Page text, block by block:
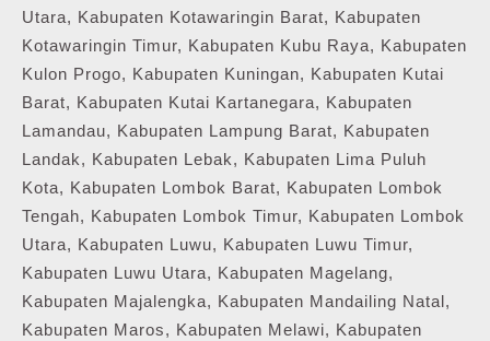
Utara, Kabupaten Kotawaringin Barat, Kabupaten
Kotawaringin Timur, Kabupaten Kubu Raya, Kabupaten
Kulon Progo, Kabupaten Kuningan, Kabupaten Kutai
Barat, Kabupaten Kutai Kartanegara, Kabupaten
Lamandau, Kabupaten Lampung Barat, Kabupaten
Landak, Kabupaten Lebak, Kabupaten Lima Puluh
Kota, Kabupaten Lombok Barat, Kabupaten Lombok
Tengah, Kabupaten Lombok Timur, Kabupaten Lombok
Utara, Kabupaten Luwu, Kabupaten Luwu Timur,
Kabupaten Luwu Utara, Kabupaten Magelang,
Kabupaten Majalengka, Kabupaten Mandailing Natal,
Kabupaten Maros, Kabupaten Melawi, Kabupaten